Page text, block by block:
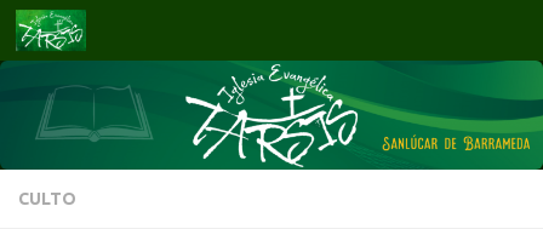
Saltar al contenido
CULTO